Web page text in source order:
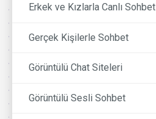
Erkek ve Kızlarla Canlı Sohbet
Gerçek Kişilerle Sohbet
Görüntülü Chat Siteleri
Görüntülü Sesli Sohbet